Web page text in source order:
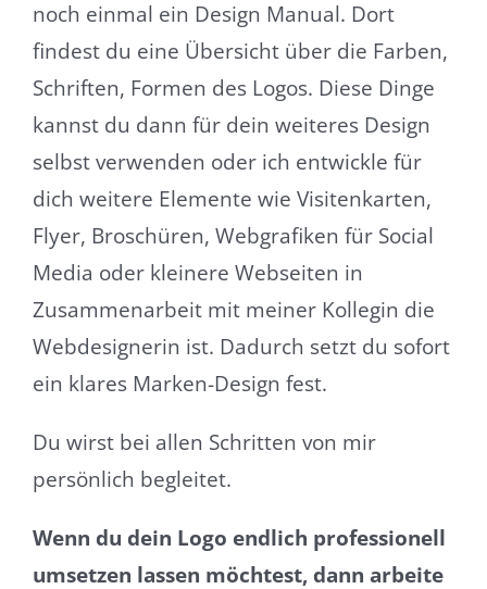
noch einmal ein Design Manual. Dort
findest du eine Übersicht über die Farben,
Schriften, Formen des Logos. Diese Dinge
kannst du dann für dein weiteres Design
selbst verwenden oder ich entwickle für
dich weitere Elemente wie Visitenkarten,
Flyer, Broschüren, Webgrafiken für Social
Media oder kleinere Webseiten in
Zusammenarbeit mit meiner Kollegin die
Webdesignerin ist. Dadurch setzt du sofort
ein klares Marken-Design fest.
Du wirst bei allen Schritten von mir
persönlich begleitet.
Wenn du dein Logo endlich professionell
umsetzen lassen möchtest, dann arbeite